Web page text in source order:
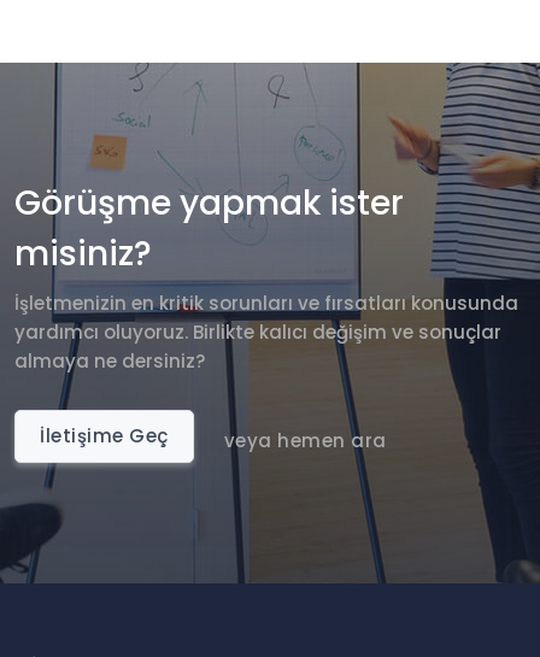
Görüşme yapmak ister
misiniz?
İşletmenizin en kritik sorunları ve fırsatları konusunda
yardımcı oluyoruz. Birlikte kalıcı değişim ve sonuçlar
almaya ne dersiniz?
İletişime Geç veya hemen ara